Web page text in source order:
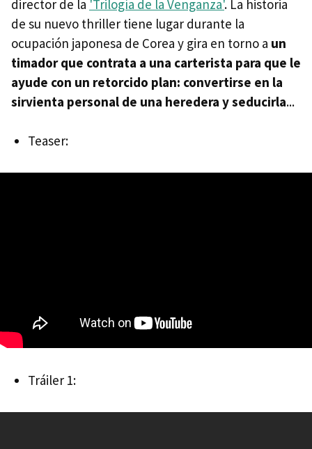
director de la 'Trilogía de la Venganza'. La historia
de su nuevo thriller tiene lugar durante la
ocupación japonesa de Corea y gira en torno a un
timador que contrata a una carterista para que le
ayude con un retorcido plan: convertirse en la
sirvienta personal de una heredera y seducirla...
Teaser:
Tráiler 1: